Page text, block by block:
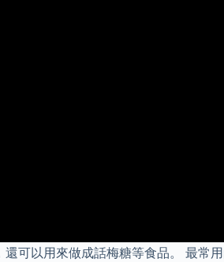
可以用來做成話梅糖等食品。 最常